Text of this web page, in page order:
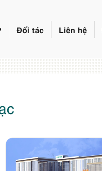
Đối tác Liên hệ